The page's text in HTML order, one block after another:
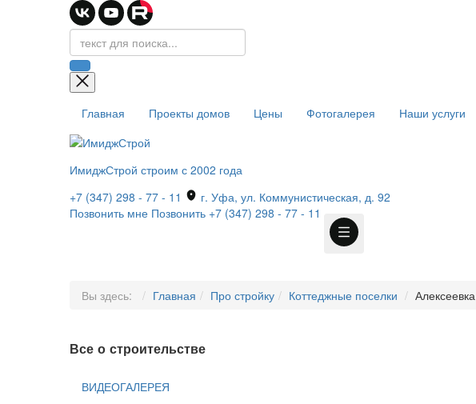
Главная Проекты домов Цены Фотогалерея Наши услуги
ИмиджСтрой строим с 2002 года
+7 (347) 298 - 77 - 11
г. Уфа, ул. Коммунистическая, д. 92
Позвонить мне Позвонить +7 (347) 298 - 77 - 11
Вы здесь: Главная Про стройку Коттеджные поселки Алексеевка
Все о строительстве
ВИДЕОГАЛЕРЕЯ